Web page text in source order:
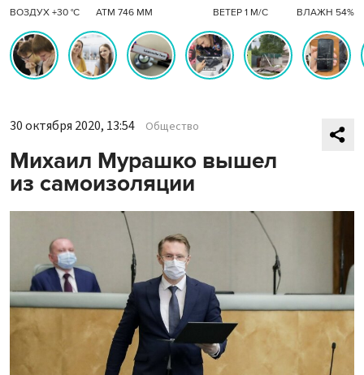
ВОЗДУХ +30 °C АТМ 746 ММ ВЕТЕР 1 М/С ВЛАЖН 54%
30 октября 2020, 13:54 Общество
Михаил Мурашко вышел
из самоизоляции